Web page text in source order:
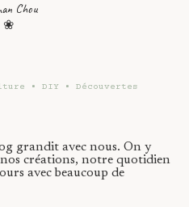
Chou
❀
• DIY • Découvertes
grandit avec nous. On y
créations, notre quotidien
avec beaucoup de